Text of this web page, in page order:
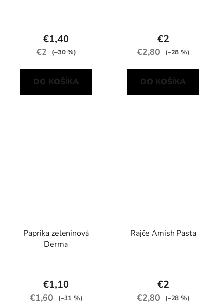
€1,40
€2 (–30 %)
DO KOŠÍKA
€2
€2,80 (–28 %)
DO KOŠÍKA
Paprika zeleninová
Derma
€1,10
€1,60 (–31 %)
Rajče Amish Pasta
€2
€2,80 (–28 %)